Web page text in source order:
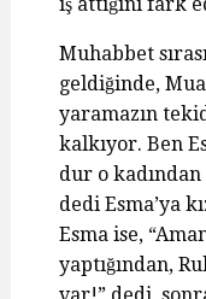
Muhabbet
geldiğinde,
yaramazın
kalkıyor. Ben
dur o
dedi Esma’ya
Esma ise,
yaptığından,